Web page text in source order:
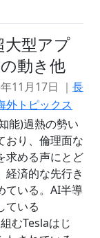
型アプ
動き他
11月17日 ｜ 長
外トピックス
能)過熱の勢い
おり、倫理面な
求める声にとど
経済的な先行き
ている。AI半導
ている
むTeslaはじ